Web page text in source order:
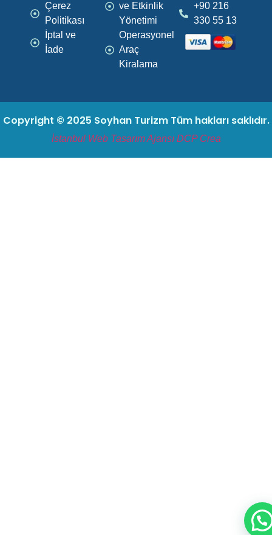
Çerez
Politikası
İptal ve
İade
ve Etkinlik
Yönetimi
Operasyonel
Araç
Kiralama
+90 216
330 55 13
Copyright © 2025 Soyhan Turizm Tüm hakları saklıdır.
İstanbul Web Tasarım Ajansı DCP Crea